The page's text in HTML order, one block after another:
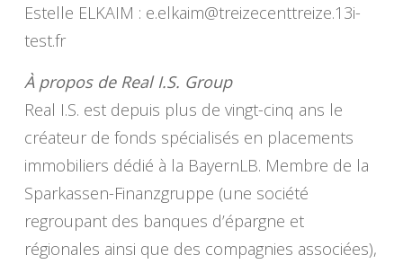
Estelle ELKAIM : e.elkaim@treizecenttreize.13i-
test.fr
À propos de Real I.S. Group
Real I.S. est depuis plus de vingt-cinq ans le
créateur de fonds spécialisés en placements
immobiliers dédié à la BayernLB. Membre de la
Sparkassen-Finanzgruppe (une société
regroupant des banques d’épargne et
régionales ainsi que des compagnies associées),